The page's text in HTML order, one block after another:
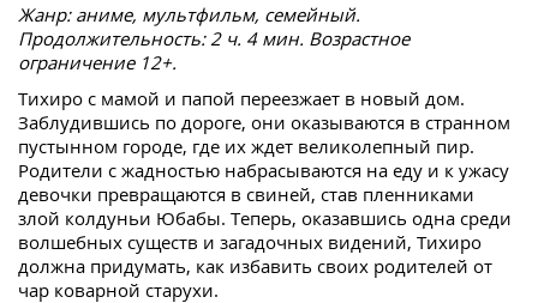
Жанр: аниме, мультфильм, семейный.
Продолжительность: 2 ч. 4 мин. Возрастное
ограничение 12+.
Тихиро с мамой и папой переезжает в новый дом.
Заблудившись по дороге, они оказываются в странном
пустынном городе, где их ждет великолепный пир.
Родители с жадностью набрасываются на еду и к ужасу
девочки превращаются в свиней, став пленниками
злой колдуньи Юбабы. Теперь, оказавшись одна среди
волшебных существ и загадочных видений, Тихиро
должна придумать, как избавить своих родителей от
чар коварной старухи.